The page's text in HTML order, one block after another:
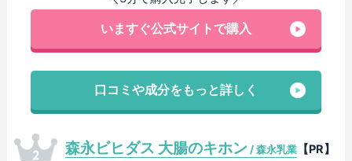
いますぐ公式サイトで購入
口コミや成分をもっと詳しく
森永ビヒダス 大腸のキホン / 森永乳業【PR】